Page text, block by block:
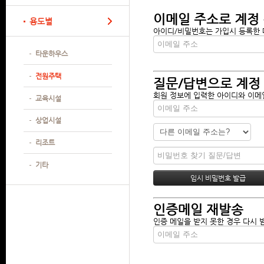
용도별
타운하우스
전원주택
교육시설
상업시설
리조트
기타
이메일 주소로 계정
아이디/비밀번호는 가입시 등록
질문/답변으로 계정
회원 정보에 입력한 아이디와 이
인증메일 재발송
인증 메일을 받지 못한 경우 다시